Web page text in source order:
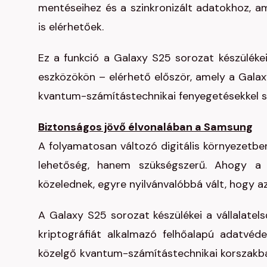
mentéseihez és a szinkronizált adatokhoz,
is elérhetőek.
Ez a funkció a Galaxy S25 sorozat
eszközökön – elérhető először, amely a
kvantum-számítástechnikai fenyegetésekkel
Biztonságos jövő élvonalában a Samsung
A folyamatosan változó digitális
lehetőség, hanem szükségszerű. Ahogy
közelednek, egyre nyilvánvalóbbá vált, hogy
A Galaxy S25 sorozat készülékei a
kriptográfiát alkalmazó felhőalapú
közelgő kvantum-számítástechnikai